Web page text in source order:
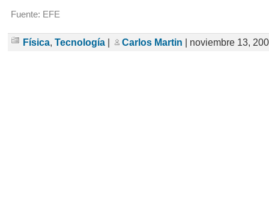
Fuente: EFE
Física, Tecnología Carlos Martin | noviembre 13,